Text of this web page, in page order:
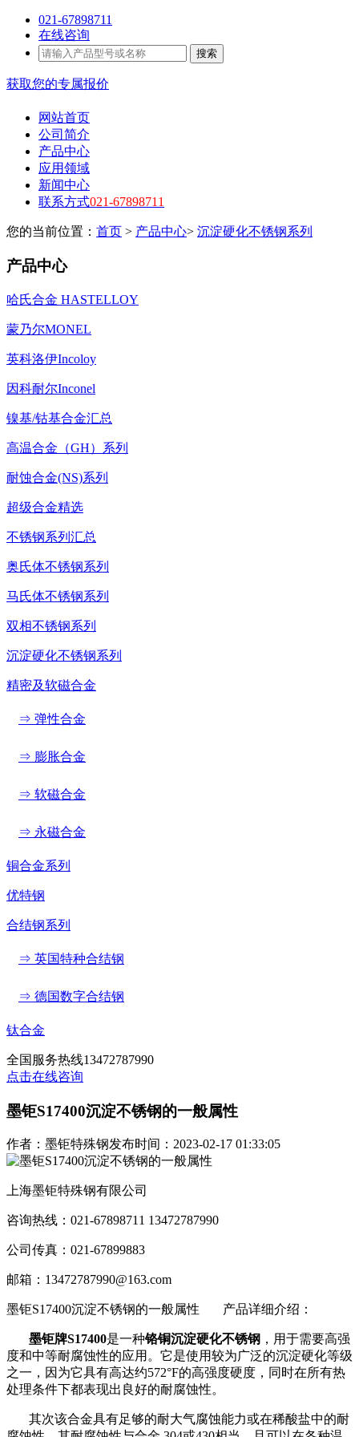
021-67898711
在线咨询
搜索
获取您的专属报价
网站首页
公司简介
产品中心
应用领域
新闻中心
联系方式021-67898711
您的当前位置： 首页 > 产品中心> 沉淀硬化不锈钢系列
产品中心
哈氏合金 HASTELLOY
蒙乃尔MONEL
英科洛伊Incoloy
因科耐尔Inconel
镍基/钴基合金汇总
高温合金（GH）系列
耐蚀合金(NS)系列
超级合金精选
不锈钢系列汇总
奥氏体不锈钢系列
马氏体不锈钢系列
双相不锈钢系列
沉淀硬化不锈钢系列
精密及软磁合金
⇒ 弹性合金
⇒ 膨胀合金
⇒ 软磁合金
⇒ 永磁合金
铜合金系列
优特钢
合结钢系列
⇒ 英国特种合结钢
⇒ 德国数字合结钢
钛合金
全国服务热线13472787990
点击在线咨询
墨钜S17400沉淀不锈钢的一般属性
作者：墨钜特殊钢发布时间：2023-02-17 01:33:05
上海墨钜特殊钢有限公司
咨询热线：021-67898711 13472787990
公司传真：021-67899883
邮箱：13472787990@163.com
墨钜S17400沉淀不锈钢的一般属性 产品详细介绍：
墨钜牌S17400是一种铬铜沉淀硬化不锈钢 ，用于需要高强
度和中等耐腐蚀性的应用。它是使用较为广泛的沉淀硬化等级
之一，因为它具有高达约572°F的高强度硬度，同时在所有热
处理条件下都表现出良好的耐腐蚀性。
其次该合金具有足够的耐大气腐蚀能力或在稀酸盐中的耐